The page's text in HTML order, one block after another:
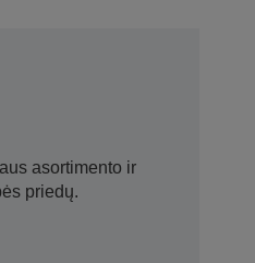
asortimento ir
priedų.